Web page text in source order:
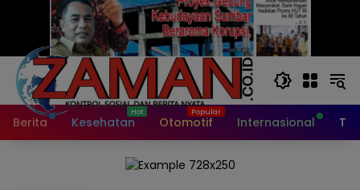
Berita Kesehatan Otomotif Internasional